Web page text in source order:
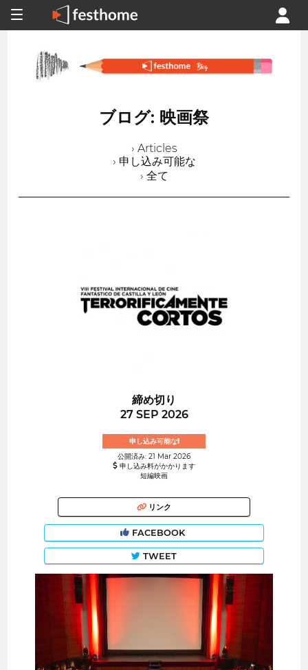
ブログ: 映画祭
› Articles
› 申し込み可能な
› 全て
締め切り
27 SEP 2026
申し込み可能な!
公開済み: 21 Mar 2026
申し込み料がかかります
短編映画
リンク
FACEBOOK
TWEET